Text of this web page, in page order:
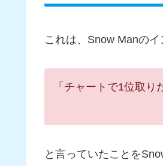
これは、Snow Manの
「チャートで1位取り
と言っていたことを